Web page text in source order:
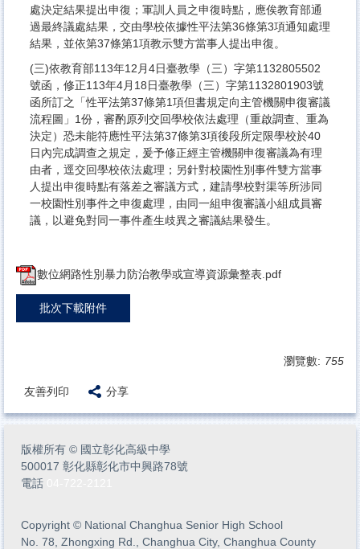
處決定結果提出申復；軍訓人員之申復時點，應俟教育部通
過最終議處結果，交由學校依據性平法第36條第3項通知處理
結果，並依第37條第1項教示雙方當事人提出申復。
(三)依教育部113年12月4日臺教學（三）字第1132805502
號函，修正113年4月18日臺教學（三）字第1132801903號
函所訂之「性平法第37條第1項但書規定向主管機關申復審議
流程圖」1份，審酌原列交回學校依法處理（重啟調查、重為
決定）恐未能符應性平法第37條第3項後段所定限學校於40
日內完成調查之規定，爰予修正經主管機關申復審議為有理
由者，逕交回學校依法處理；另針對校園性別事件雙方當事
人提出申復時點有落差之審議方式，建請學校對渠等所涉同
一校園性別事件之申復處理，由同一組申復審議小組成員審
議，以避免對同一事件產生歧異之審議結果發生。
數位網路性別暴力防治教學或宣導資源彙整表.pdf
批次下載附件
瀏覽數: 755
友善列印 分享
版權所有 © 國立彰化高級中學
500017 彰化縣彰化市中興路78號
電話
Copyright © National Changhua Senior High School
No. 78, Zhongxing Rd., Changhua City, Changhua County